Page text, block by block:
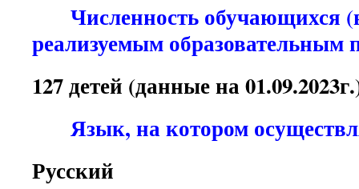
Численность обучающихся
реализуемым образовательным
127 детей (данные на
Язык, на котором
Русский